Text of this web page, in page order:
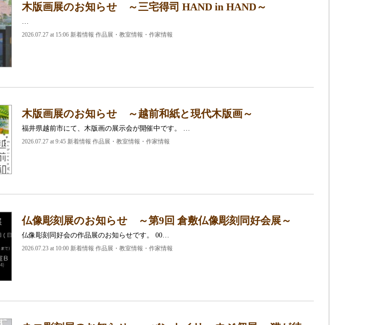
木版画展のお知らせ ～三宅得司 HAND in HAND～
2026.07.27 at 15:06 新着情報 作品展・教室情報・作家情報
木版画展のお知らせ ～越前和紙と現代木版画～
福井県越前市にて、木版画の展示会が開催中です。 …
2026.07.27 at 9:45 新着情報 作品展・教室情報・作家情報
仏像彫刻展のお知らせ ～第9回 倉敷仏像彫刻同好会展～
仏像彫刻同好会の作品展のお知らせです。 00…
2026.07.23 at 10:00 新着情報 作品展・教室情報・作家情報